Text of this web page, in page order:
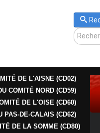
DE L'AISNE (CD02)
COMITÉ NORD (CD59)
DE L'OISE (CD60)
PAS-DE-CALAIS (CD62)
DE LA SOMME (CD80)